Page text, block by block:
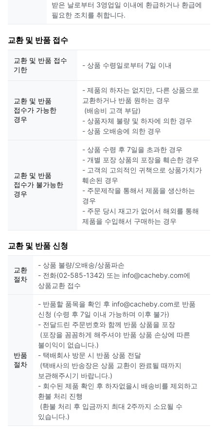
받은 날로부터 3영업일 이내에 환급하거나 환급에
필요한 조치를 취합니다.
교환 및 반품 접수
교환 및 반품 접수
기한
- 상품 수령일로부터 7일 이내
교환 및 반품
접수가 가능한
경우
- 제품의 하자는 없지만, 다른 상품으로
교환하거나 반품 원하는 경우
(배송비 고객 부담)
- 상품자체 불량 및 하자에 의한 경우
- 상품 오배송에 의한 경우
교환 및 반품
접수가 불가능한
경우
- 상품 수령 후 7일을 초과한 경우
- 개별 포장 상품의 포장을 훼손한 경우
- 고객의 고의적인 귀책으로 상품가치가
훼손된 경우
- 주문제작을 통해서 제품을 생산하는
경우
- 주문 당시 재고가 없어서 해외를 통해
제품을 수입해서 구매하는 경우
교환 및 반품 신청
교환
절차
- 상품 불량/오배송/상품파손
- 전화(02-585-1342) 또는 info@cacheby.com에
상품교환 접수
반품
절차
- 반품할 품목을 확인 후 info@cacheby.com로 반품
신청 (수령 후 7일 이내 가능하며 이후 불가)
- 전달드린 주문번호와 함께 반품 상품을 포장
(포장을 꼼꼼하게 해주셔야 반품 상품 손상에 따른
불이익이 없습니다.)
- 택배회사 방문 시 반품 상품 전달
(택배사의 반송장은 상품 교환이 완료될 때까지
보관해주시기 바랍니다.)
- 회수된 제품 확인 후 하자없을시 배송비를 제외하고
환불 처리 진행
(환불 처리 후 입금까지 최대 2주까지 소요될 수
있습니다.)